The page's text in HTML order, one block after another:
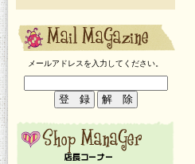
メールアドレスを入力してください。